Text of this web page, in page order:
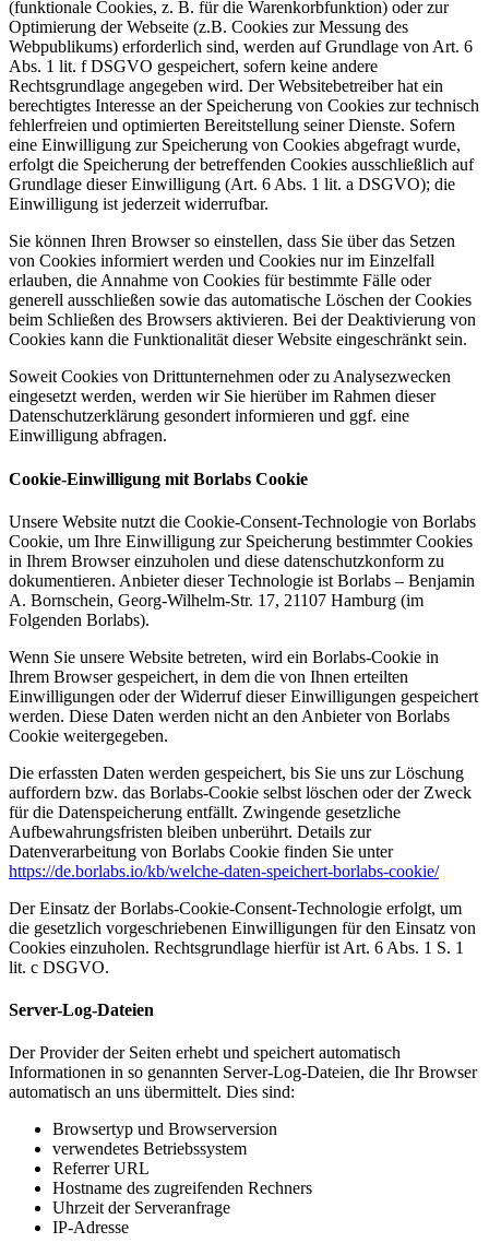
(funktionale Cookies, z. B. für die Warenkorbfunktion) oder zur
Optimierung der Webseite (z.B. Cookies zur Messung des
Webpublikums) erforderlich sind, werden auf Grundlage von Art. 6
Abs. 1 lit. f DSGVO gespeichert, sofern keine andere
Rechtsgrundlage angegeben wird. Der Websitebetreiber hat ein
berechtigtes Interesse an der Speicherung von Cookies zur technisch
fehlerfreien und optimierten Bereitstellung seiner Dienste. Sofern
eine Einwilligung zur Speicherung von Cookies abgefragt wurde,
erfolgt die Speicherung der betreffenden Cookies ausschließlich auf
Grundlage dieser Einwilligung (Art. 6 Abs. 1 lit. a DSGVO); die
Einwilligung ist jederzeit widerrufbar.
Sie können Ihren Browser so einstellen, dass Sie über das Setzen
von Cookies informiert werden und Cookies nur im Einzelfall
erlauben, die Annahme von Cookies für bestimmte Fälle oder
generell ausschließen sowie das automatische Löschen der Cookies
beim Schließen des Browsers aktivieren. Bei der Deaktivierung von
Cookies kann die Funktionalität dieser Website eingeschränkt sein.
Soweit Cookies von Drittunternehmen oder zu Analysezwecken
eingesetzt werden, werden wir Sie hierüber im Rahmen dieser
Datenschutzerklärung gesondert informieren und ggf. eine
Einwilligung abfragen.
Cookie-Einwilligung mit Borlabs Cookie
Unsere Website nutzt die Cookie-Consent-Technologie von Borlabs
Cookie, um Ihre Einwilligung zur Speicherung bestimmter Cookies
in Ihrem Browser einzuholen und diese datenschutzkonform zu
dokumentieren. Anbieter dieser Technologie ist Borlabs – Benjamin
A. Bornschein, Georg-Wilhelm-Str. 17, 21107 Hamburg (im
Folgenden Borlabs).
Wenn Sie unsere Website betreten, wird ein Borlabs-Cookie in
Ihrem Browser gespeichert, in dem die von Ihnen erteilten
Einwilligungen oder der Widerruf dieser Einwilligungen gespeichert
werden. Diese Daten werden nicht an den Anbieter von Borlabs
Cookie weitergegeben.
Die erfassten Daten werden gespeichert, bis Sie uns zur Löschung
auffordern bzw. das Borlabs-Cookie selbst löschen oder der Zweck
für die Datenspeicherung entfällt. Zwingende gesetzliche
Aufbewahrungsfristen bleiben unberührt. Details zur
Datenverarbeitung von Borlabs Cookie finden Sie unter
https://de.borlabs.io/kb/welche-daten-speichert-borlabs-cookie/
Der Einsatz der Borlabs-Cookie-Consent-Technologie erfolgt, um
die gesetzlich vorgeschriebenen Einwilligungen für den Einsatz von
Cookies einzuholen. Rechtsgrundlage hierfür ist Art. 6 Abs. 1 S. 1
lit. c DSGVO.
Server-Log-Dateien
Der Provider der Seiten erhebt und speichert automatisch
Informationen in so genannten Server-Log-Dateien, die Ihr Browser
automatisch an uns übermittelt. Dies sind:
Browsertyp und Browserversion
verwendetes Betriebssystem
Referrer URL
Hostname des zugreifenden Rechners
Uhrzeit der Serveranfrage
IP-Adresse